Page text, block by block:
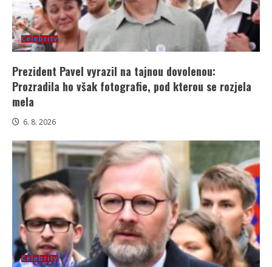
Celebrity
Prezident Pavel vyrazil na tajnou dovolenou:
Prozradila ho však fotografie, pod kterou se rozjela
mela
6. 8. 2026
Celebrity